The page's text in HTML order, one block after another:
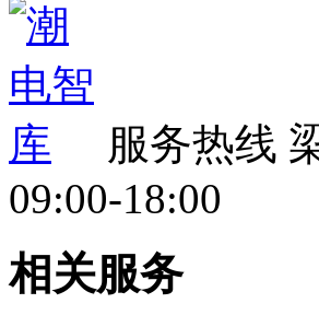
服务热线
09:00-18:00
相关服务